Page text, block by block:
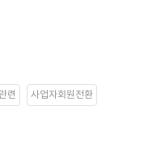
련 사업자회원전환